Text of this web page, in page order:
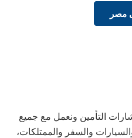
مصر
التأمين ونعمل مع جميع
والسفر والممتلكات،